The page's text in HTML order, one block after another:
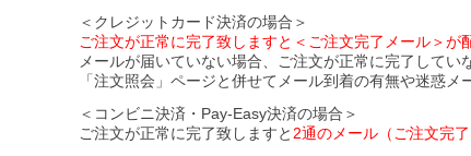
＜クレジットカード決済の場合＞
ご注文が正常に完了致しますと＜ご注文完了メール＞が
メールが届いていない場合、ご注文が正常に完了してい
「注文照会」ページと併せてメール到着の有無や迷惑メ
＜コンビニ決済・Pay-Easy決済の場合＞
ご注文が正常に完了致しますと2通のメール（ご注文完